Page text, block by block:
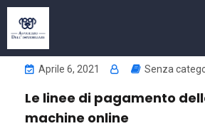
Aprile 6, 2021 Senza
Le linee di pagamento
machine online